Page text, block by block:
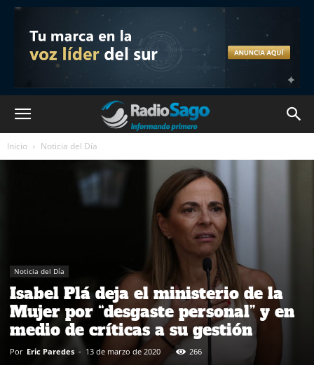
Inicio Noticia del Día
Noticia del Día
Isabel Plá deja el ministerio de la
Mujer por “desgaste personal” y en
medio de críticas a su gestión
Por Eric Paredes - 13 de marzo de 2020 266